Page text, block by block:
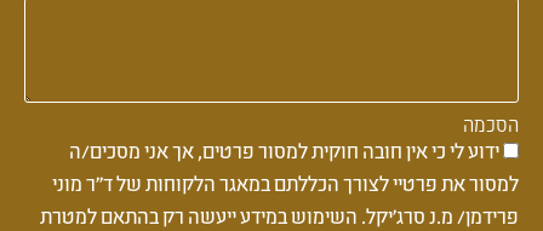
הסכמה
ידוע לי כי אין חובה חוקית למסור פרטים, אך אני מסכים/ה
למסור את פרטיי לצורך הכללתם במאגר הלקוחות של ד''ר מוני
פרידמן/ מ.נ סרג'יקל. השימוש במידע ייעשה רק בהתאם למטרת